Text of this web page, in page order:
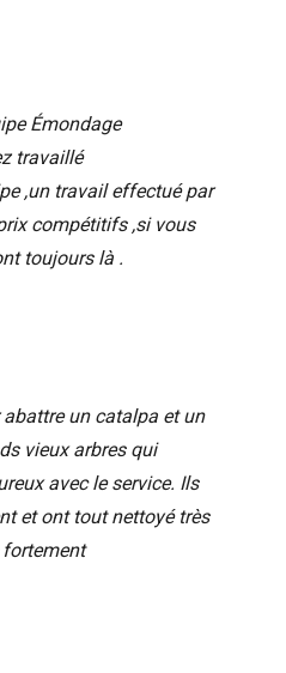
Émondage
travaillé
,un travail effectué par
compétitifs ,si vous
toujours là .
un catalpa et un
vieux arbres qui
avec le service. Ils
et ont tout nettoyé très